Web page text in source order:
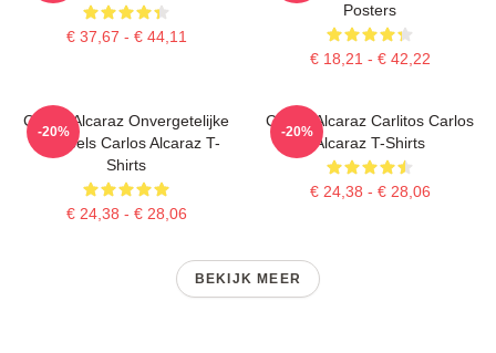
€ 37,67 - € 44,11
Posters
€ 18,21 - € 42,22
Carlos Alcaraz Onvergetelijke
Druppels Carlos Alcaraz T-
Shirts
€ 24,38 - € 28,06
-20%
Carlos Alcaraz Carlitos Carlos
Alcaraz T-Shirts
€ 24,38 - € 28,06
-20%
BEKIJK MEER